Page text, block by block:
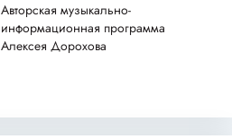
Авторская музыкально-
информационная программа
Алексея Дорохова